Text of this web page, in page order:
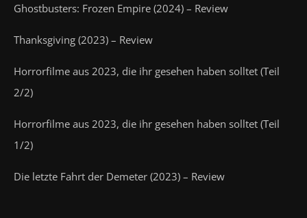
Ghostbusters: Frozen Empire (2024) – Review
Thanksgiving (2023) – Review
Horrorfilme aus 2023, die ihr gesehen haben solltet (Teil
2/2)
Horrorfilme aus 2023, die ihr gesehen haben solltet (Teil
1/2)
Die letzte Fahrt der Demeter (2023) – Review